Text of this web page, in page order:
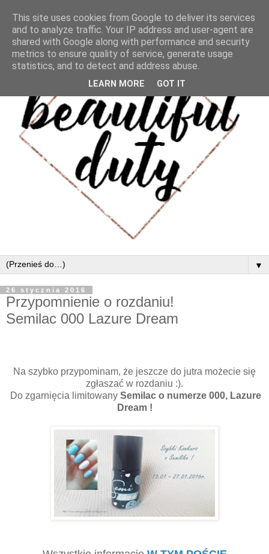
▼
26 stycznia 2016
Przypomnienie o rozdaniu!
Semilac 000 Lazure Dream
Na szybko przypominam, że jeszcze do jutra możecie się
zgłaszać w rozdaniu :).
Do zgarnięcia limitowany Semilac o numerze 000, Lazure
Dream !
This site uses cookies from Google to deliver its services
and to analyze traffic. Your IP address and user-agent are
shared with Google along with performance and security
metrics to ensure quality of service, generate usage
statistics, and to detect and address abuse.
LEARN MORE GOT IT